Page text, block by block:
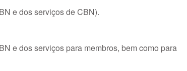
e dos serviços de CBN).
e dos serviços para membros, bem como para